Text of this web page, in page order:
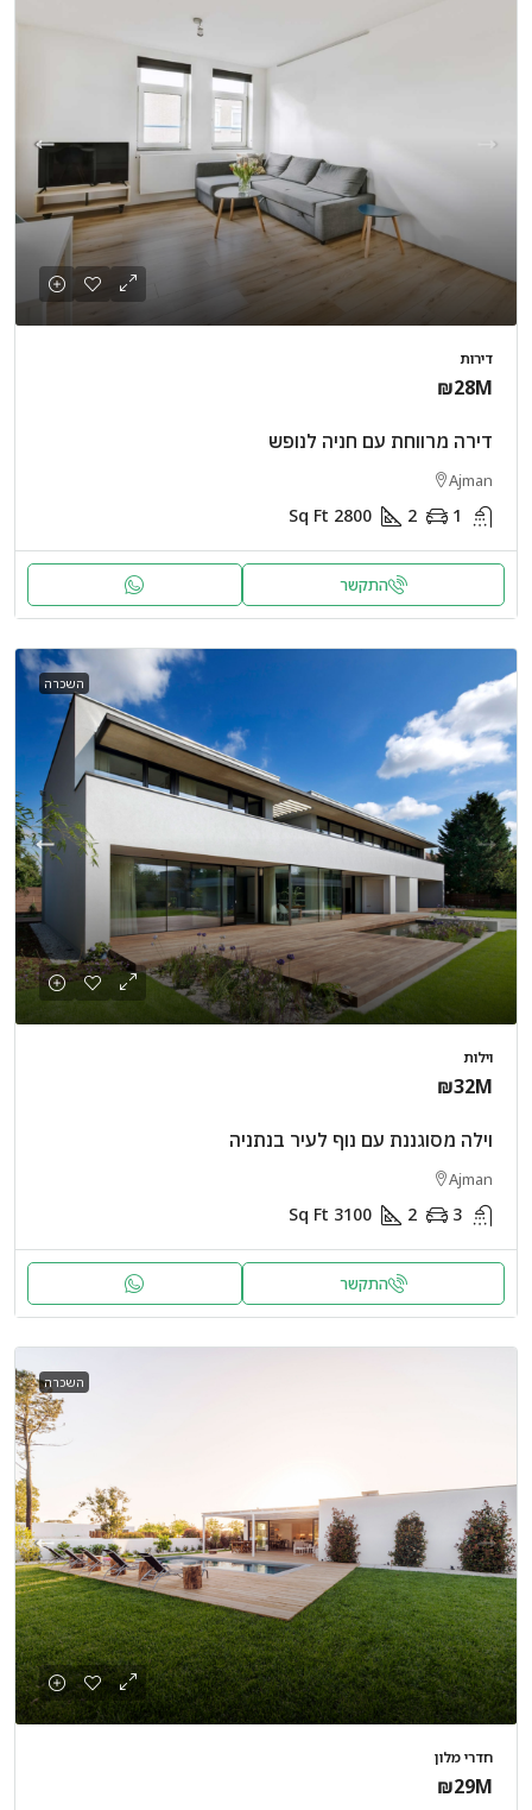
דירות
₪28M
דירה מרווחת עם חניה לנופש
Ajman
1
2
2800
Sq Ft
התקשר
השכרה
וילות
₪32M
וילה מסוגננת עם נוף לעיר בנתניה
Ajman
3
2
3100
Sq Ft
התקשר
השכרה
חדרי מלון
₪29M